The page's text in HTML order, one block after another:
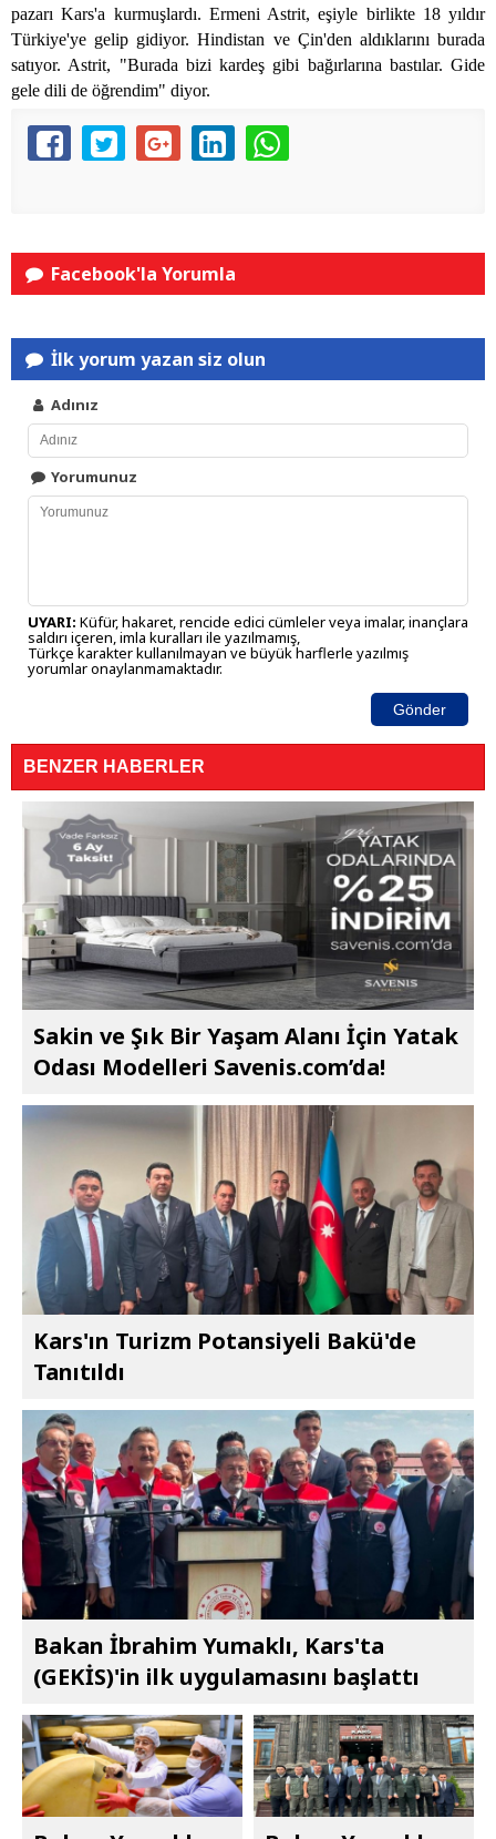
pazarı Kars'a kurmuşlardı. Ermeni Astrit, eşiyle birlikte 18 yıldır
Türkiye'ye gelip gidiyor. Hindistan ve Çin'den aldıklarını burada
satıyor. Astrit, "Burada bizi kardeş gibi bağırlarına bastılar. Gide
gele dili de öğrendim" diyor.
Facebook'la Yorumla
İlk yorum yazan siz olun
Adınız
Yorumunuz
UYARI: Küfür, hakaret, rencide edici cümleler veya imalar, inançlara
saldırı içeren, imla kuralları ile yazılmamış,
Türkçe karakter kullanılmayan ve büyük harflerle yazılmış
yorumlar onaylanmamaktadır.
Gönder
BENZER HABERLER
Sakin ve Şık Bir Yaşam Alanı İçin Yatak
Odası Modelleri Savenis.com’da!
Kars'ın Turizm Potansiyeli Bakü'de
Tanıtıldı
Bakan İbrahim Yumaklı, Kars'ta
(GEKİS)'in ilk uygulamasını başlattı